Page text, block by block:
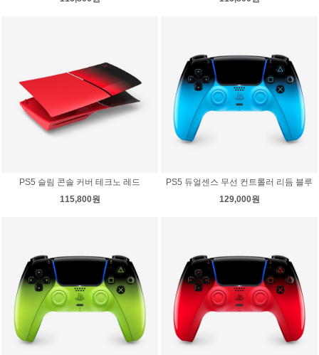
PS5 슬림 콘솔 커버 테크노 레드
115,800원
PS5 듀얼센스 무선 컨트롤러 리듬 블루
129,000원